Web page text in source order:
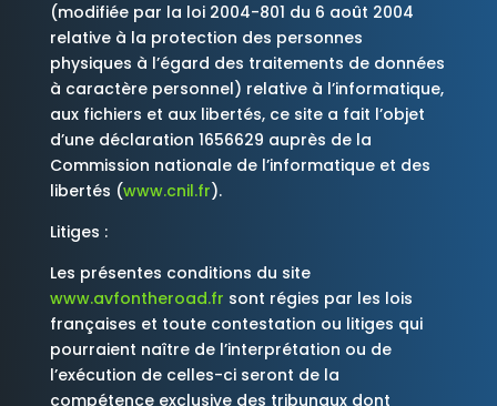
(modifiée par la loi 2004-801 du 6 août 2004
relative à la protection des personnes
physiques à l’égard des traitements de données
à caractère personnel) relative à l’informatique,
aux fichiers et aux libertés, ce site a fait l’objet
d’une déclaration 1656629 auprès de la
Commission nationale de l’informatique et des
libertés (www.cnil.fr).
Litiges :
Les présentes conditions du site
www.avfontheroad.fr sont régies par les lois
françaises et toute contestation ou litiges qui
pourraient naître de l’interprétation ou de
l’exécution de celles-ci seront de la
compétence exclusive des tribunaux dont